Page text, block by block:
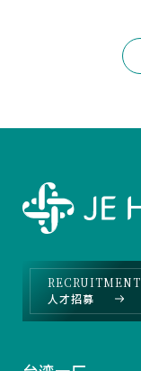
RECRUITMENT
人才招募